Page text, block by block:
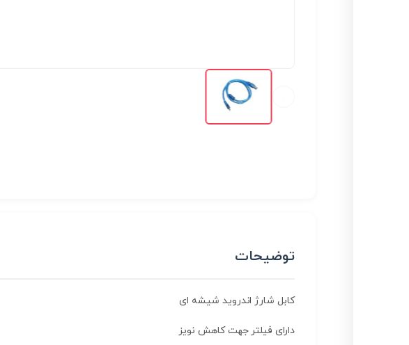
توضیحات
کابل شارژ اندروید شیشه ای
دارای فیلتر جهت کاهش نویز